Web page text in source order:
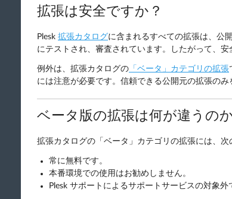
拡張は安全ですか？
Plesk 拡張カタログに含まれるすべての拡張は、公
にテストされ、審査されています。したがって、安
例外は、拡張カタログの 「ベータ」カテゴリの拡張
には注意が必要です。信頼できる公開元の拡張のみ
ベータ版の拡張は何が違うの
拡張カタログの「ベータ」カテゴリの拡張には、次
常に無料です。
本番環境での使用はお勧めしません。
Plesk サポートによるサポートサービスの対象外